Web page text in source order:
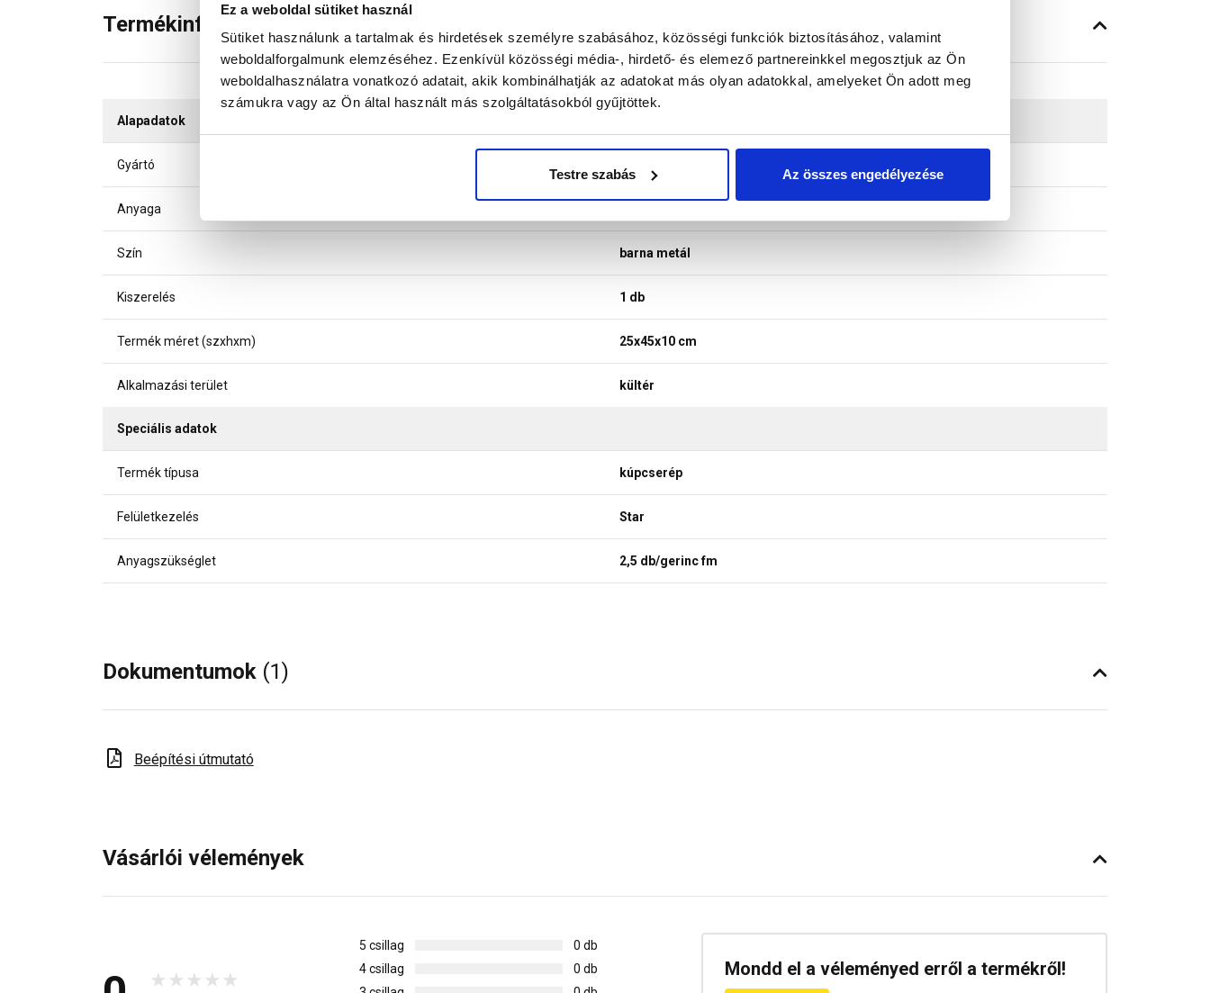
Ez a weboldal sütiket használ
Sütiket használunk a tartalmak és hirdetések személyre szabásához, közösségi funkciók biztosításához, valamint
weboldalforgalmunk elemzéséhez. Ezenkívül közösségi média-, hirdető- és elemező partnereinkkel megosztjuk az Ön
weboldalhasználatra vonatkozó adatait, akik kombinálhatják az adatokat más olyan adatokkal, amelyeket Ön adott meg
számukra vagy az Ön által használt más szolgáltatásokból gyűjtöttek.
Testre szabás Az összes engedélyezése
Termékinformáció
Alapadatok
Gyártó
Anyaga
Szín barna metál
Kiszerelés 1 db
Termék méret (szxhxm) 25x45x10 cm
Alkalmazási terület kültér
Speciális adatok
Termék típusa kúpcserép
Felületkezelés Star
Anyagszükséglet 2,5 db/gerinc fm
Dokumentumok (1)
Beépítési útmutató
Vásárlói vélemények
5 csillag
0 db
4 csillag
0 db
Mondd el a véleményed erről a termékről!